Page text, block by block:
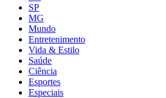
SP
MG
Mundo
Entretenimento
Vida & Estilo
Saúde
Ciência
Esportes
Especiais